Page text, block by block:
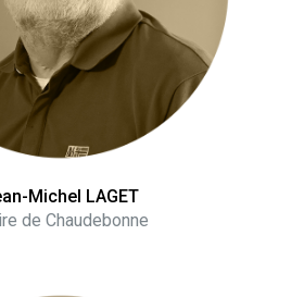
Michel LAGET
de Chaudebonne